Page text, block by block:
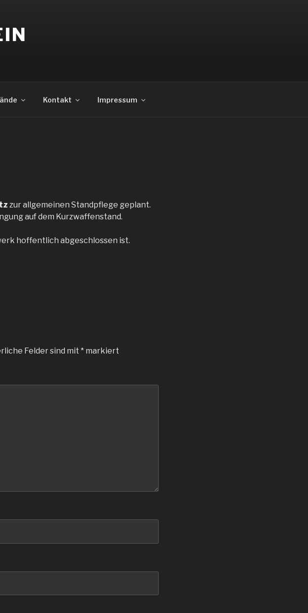
Kontakt Impressum
zur allgemeinen Standpflege geplant.
auf dem Kurzwaffenstand.
hoffentlich abgeschlossen ist.
Felder sind mit * markiert